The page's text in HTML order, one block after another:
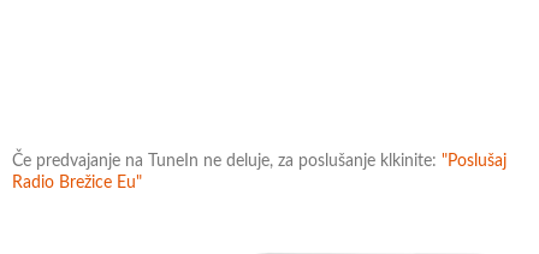
Če predvajanje na TuneIn ne deluje, za poslušanje klkinite: "Poslušaj
Radio Brežice Eu"